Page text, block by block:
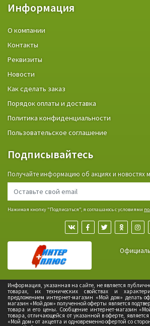
Информация
О компании
Контакты
Реквизиты
Новости
Как сделать заказ
Порядок оплаты и доставка
Политика конфиденциальности
Пользовательское соглашение
Подписывайтесь
Получайте информацию об акциях и новостях
Нажимая кнопку "Подписаться", я соглашаюсь с условиями
Информация, указанная на сайте, не является
товарах, их технических свойствах и
предложением интернет-магазин «Мой дом» делать
магазин «Мой дом» полученной оферты является
товара и его цены. Сообщение интернет-магазин
товара, отличающейся от указанной в оферте,
«Мой дом» от акцепта и одновременно офертой со